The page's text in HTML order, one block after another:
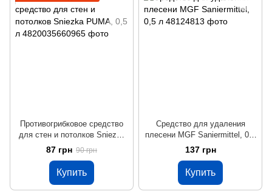
Противогрибковое средство
для стен и потолков Sniezka
PUMA, 0,5 л
87 грн 90 грн
Купить
Средство для удаления
плесени MGF Saniermittel, 0,5
л
137 грн
Купить